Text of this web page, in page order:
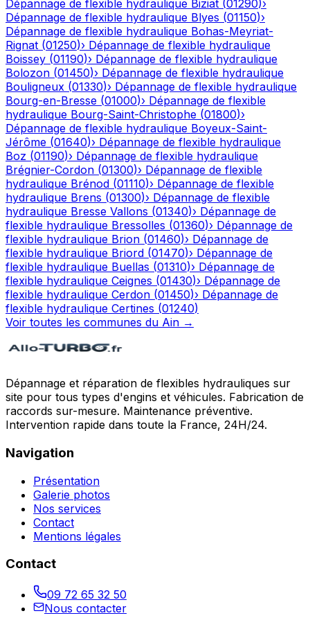
Dépannage de flexible hydraulique Biziat (01290)›
Dépannage de flexible hydraulique Blyes (01150)›
Dépannage de flexible hydraulique Bohas-Meyriat-
Rignat (01250)› Dépannage de flexible hydraulique
Boissey (01190)› Dépannage de flexible hydraulique
Bolozon (01450)› Dépannage de flexible hydraulique
Bouligneux (01330)› Dépannage de flexible hydraulique
Bourg-en-Bresse (01000)› Dépannage de flexible
hydraulique Bourg-Saint-Christophe (01800)›
Dépannage de flexible hydraulique Boyeux-Saint-
Jérôme (01640)› Dépannage de flexible hydraulique
Boz (01190)› Dépannage de flexible hydraulique
Brégnier-Cordon (01300)› Dépannage de flexible
hydraulique Brénod (01110)› Dépannage de flexible
hydraulique Brens (01300)› Dépannage de flexible
hydraulique Bresse Vallons (01340)› Dépannage de
flexible hydraulique Bressolles (01360)› Dépannage de
flexible hydraulique Brion (01460)› Dépannage de
flexible hydraulique Briord (01470)› Dépannage de
flexible hydraulique Buellas (01310)› Dépannage de
flexible hydraulique Ceignes (01430)› Dépannage de
flexible hydraulique Cerdon (01450)› Dépannage de
flexible hydraulique Certines (01240)
Voir toutes les communes du Ain →
Dépannage et réparation de flexibles hydrauliques sur
site pour tous types d'engins et véhicules. Fabrication de
raccords sur-mesure. Maintenance préventive.
Intervention rapide dans toute la France, 24H/24.
Navigation
Présentation
Galerie photos
Nos services
Contact
Mentions légales
Contact
09 72 65 32 50
Nous contacter